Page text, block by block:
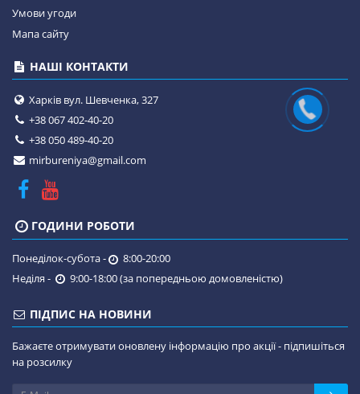
Умови угоди
Мапа сайту
НАШІ КОНТАКТИ
Харків вул. Шевченка, 327
+38 067 402-40-20
+38 050 489-40-20
mirbureniya@gmail.com
ГОДИНИ РОБОТИ
Понеділок-субота -
8:00-20:00
Неділя -
9:00-18:00 (за попередньою домовленістю)
ПІДПИС НА НОВИНИ
Бажаєте отримувати оновлену інформацію про акції - підпишіться
на розсилку